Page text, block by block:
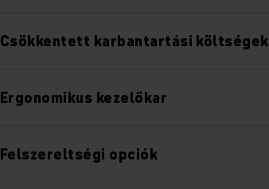
Csökkentett karbantartási költségek
Ergonomikus kezelőkar
Felszereltségi opciók